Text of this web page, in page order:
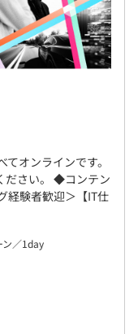
オンラインです。
ださい。 ◆コンテン
験者歓迎＞【IT仕
ン／1day